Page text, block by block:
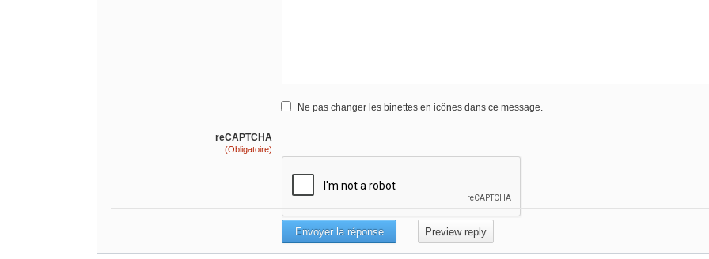
Ne pas changer les binettes en icônes dans ce message.
reCAPTCHA
(Obligatoire)